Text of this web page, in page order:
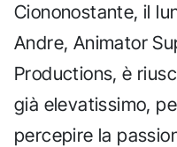
Ciononostante, il
Andre, Animator
Productions, è
già elevatissimo,
percepire la